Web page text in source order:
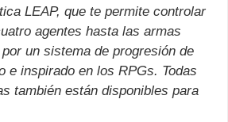
LEAP, que te permite controlar
agentes hasta las armas
un sistema de progresión de
e inspirado en los RPGs. Todas
también están disponibles para